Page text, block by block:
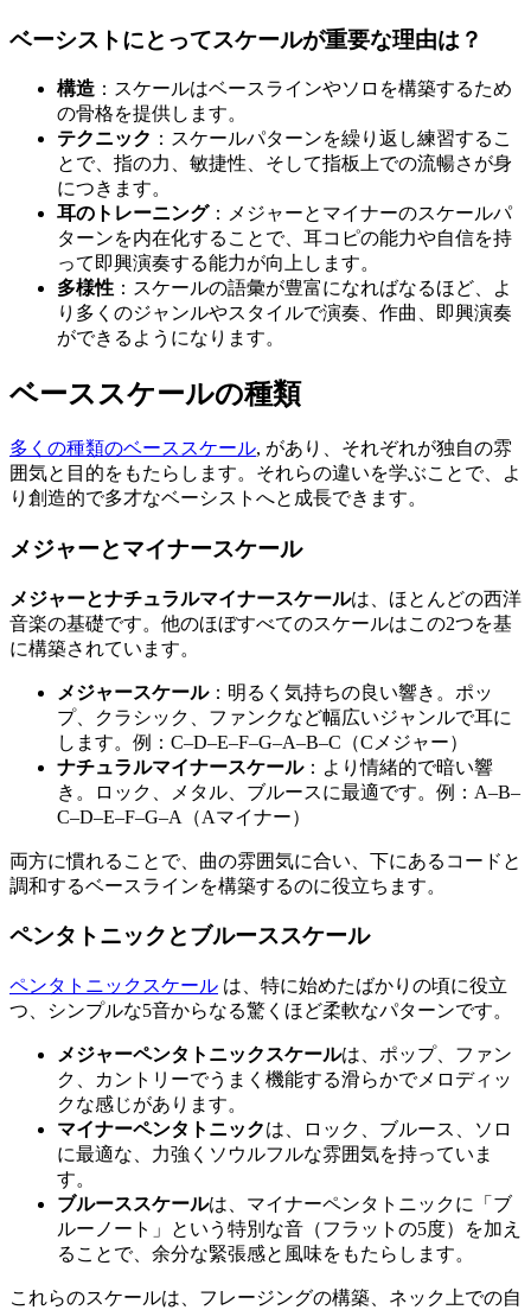
ベーシストにとってスケールが重要な理由は？
構造 ：スケールはベースラインやソロを構築するため
の骨格を提供します。
テクニック ：スケールパターンを繰り返し練習するこ
とで、指の力、敏捷性、そして指板上での流暢さが身
につきます。
耳のトレーニング：メジャーとマイナーのスケールパ
ターンを内在化することで、耳コピの能力や自信を持
って即興演奏する能力が向上します。
多様性 ：スケールの語彙が豊富になればなるほど、よ
り多くのジャンルやスタイルで演奏、作曲、即興演奏
ができるようになります。
ベーススケールの種類
多くの種類のベーススケール, があり、それぞれが独自の雰
囲気と目的をもたらします。それらの違いを学ぶことで、よ
り創造的で多才なベーシストへと成長できます。
メジャーとマイナースケール
メジャーとナチュラルマイナースケールは、ほとんどの西洋
音楽の基礎です。他のほぼすべてのスケールはこの2つを基
に構築されています。
メジャースケール：明るく気持ちの良い響き。ポッ
プ、クラシック、ファンクなど幅広いジャンルで耳に
します。例：C–D–E–F–G–A–B–C（Cメジャー）
ナチュラルマイナースケール：より情緒的で暗い響
き。ロック、メタル、ブルースに最適です。例：A–B–
C–D–E–F–G–A（Aマイナー）
両方に慣れることで、曲の雰囲気に合い、下にあるコードと
調和するベースラインを構築するのに役立ちます。
ペンタトニックとブルーススケール
ペンタトニックスケール は、特に始めたばかりの頃に役立
つ、シンプルな5音からなる驚くほど柔軟なパターンです。
メジャーペンタトニックスケールは、ポップ、ファン
ク、カントリーでうまく機能する滑らかでメロディッ
クな感じがあります。
マイナーペンタトニックは、ロック、ブルース、ソロ
に最適な、力強くソウルフルな雰囲気を持っていま
す。
ブルーススケールは、マイナーペンタトニックに「ブ
ルーノート」という特別な音（フラットの5度）を加え
ることで、余分な緊張感と風味をもたらします。
これらのスケールは、フレージングの構築、ネック上での自